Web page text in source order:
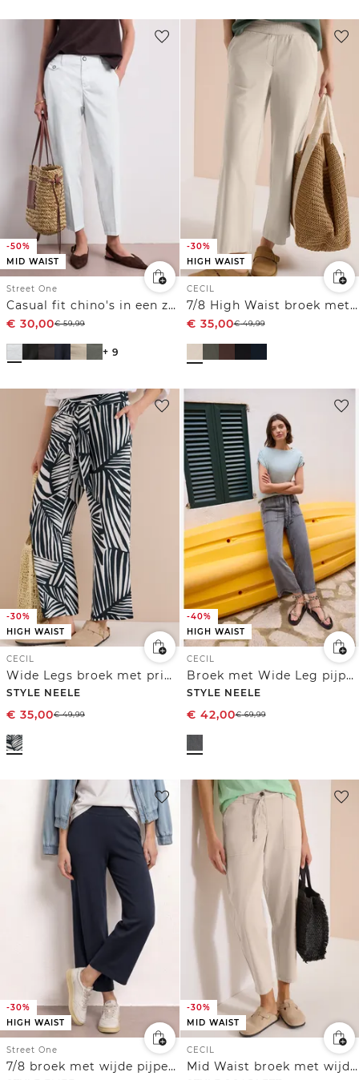
-50%
MID WAIST
Street One
Casual fit chino's in een zachte stof
€ 30,00€59,99
+ 9
-30%
HIGH WAIST
CECIL
7/8 High Waist broek met wijde pijpen in Loose Fit
€ 35,00€49,99
-30%
HIGH WAIST
CECIL
Wide Legs broek met print en riemdetail
STYLE NEELE
€ 35,00€49,99
-40%
HIGH WAIST
CECIL
Broek met Wide Leg pijpen en een strikriem
STYLE NEELE
€ 42,00€69,99
-30%
HIGH WAIST
Street One
7/8 broek met wijde pijpen in Loose Fit
-30%
MID WAIST
CECIL
Mid Waist broek met wijde pijpen in casual pasvorm